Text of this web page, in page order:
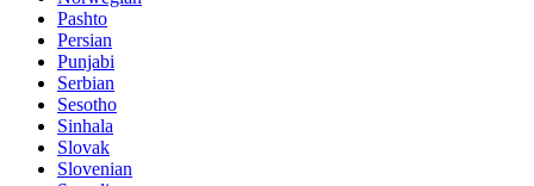
Pashto
Persian
Punjabi
Serbian
Sesotho
Sinhala
Slovak
Slovenian